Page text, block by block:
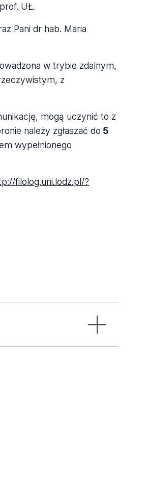
UŁ.
Pani dr hab. Maria
w trybie zdalnym,
z
mogą uczynić to z
należy zgłaszać do 5
wypełnionego
filolog.uni.lodz.pl/?